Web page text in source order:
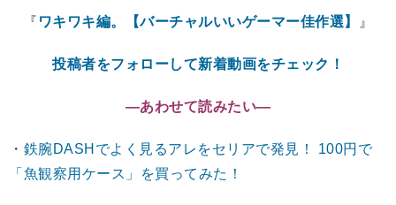
『 ワキワキ編。【バーチャルいいゲーマー佳作選】 』
投稿者をフォローして新着動画をチェック！
―あわせて読みたい―
・ 鉄腕DASHでよく見るアレをセリアで発見！ 100円で
「魚観察用ケース」を買ってみた！